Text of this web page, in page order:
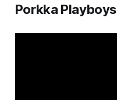
Porkka Playboys